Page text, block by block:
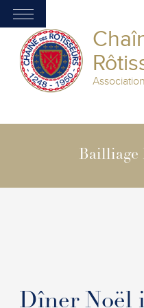
Bailliage
Dîner Noël